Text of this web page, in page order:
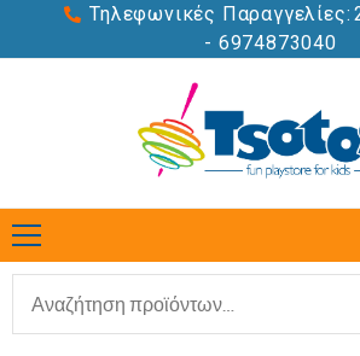
Τηλεφωνικές Παραγγελίες:
- 6974873040